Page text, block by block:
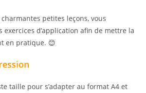
petites leçons, vous
exercices d’application afin de mettre la
en pratique. 😊
taille pour s’adapter au format A4 et